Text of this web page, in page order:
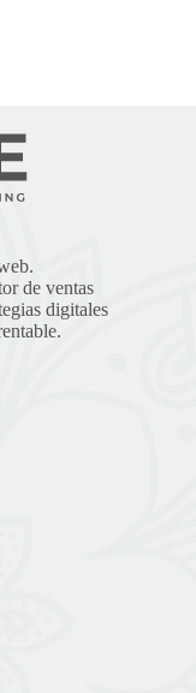
de ventas
digitales